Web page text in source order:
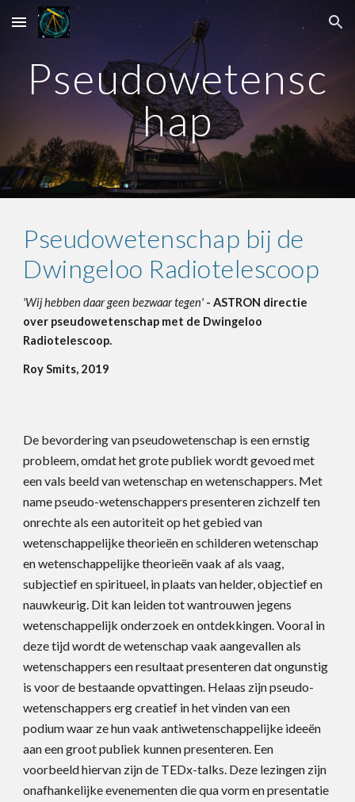
Skip to main content Skip to navigation
Pseudowetensc
hap
Pseudowetenschap bij de
Dwingeloo Radiotelescoop
'Wij hebben daar geen bezwaar tegen' - ASTRON directie
over pseudowetenschap met de Dwingeloo
Radiotelescoop.
Roy Smits, 2019
De bevordering van pseudowetenschap is een ernstig
probleem, omdat het grote publiek wordt gevoed met
een vals beeld van wetenschap en wetenschappers. Met
name pseudo-wetenschappers presenteren zichzelf ten
onrechte als een autoriteit op het gebied van
wetenschappelijke theorieën en schilderen wetenschap
en wetenschappelijke theorieën vaak af als vaag,
subjectief en spiritueel, in plaats van helder, objectief en
nauwkeurig. Dit kan leiden tot wantrouwen jegens
wetenschappelijk onderzoek en ontdekkingen. Vooral in
deze tijd wordt de wetenschap vaak aangevallen als
wetenschappers een resultaat presenteren dat ongunstig
is voor de bestaande opvattingen. Helaas zijn pseudo-
wetenschappers erg creatief in het vinden van een
podium waar ze hun vaak antiwetenschappelijke ideeën
aan een groot publiek kunnen presenteren. Een
voorbeeld hiervan zijn de TEDx-talks. Deze lezingen zijn
onafhankelijke evenementen die qua vorm en presentatie